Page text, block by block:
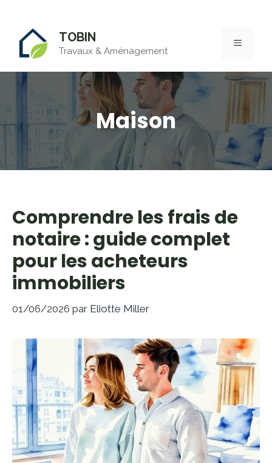
contenu
TOBIN
Travaux & Aménagement
MENU
Maison
Comprendre les frais de
notaire : guide complet
pour les acheteurs
immobiliers
01/06/2026 par Eliotte Miller